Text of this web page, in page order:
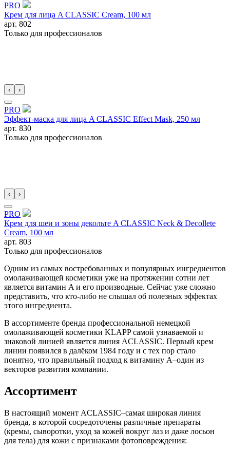
PRO
Крем для лица A CLASSIC Cream, 100 мл
арт. 802
Только для профессионалов
‹ ›
PRO
Эффект-маска для лица A CLASSIC Effect Mask, 250 мл
арт. 830
Только для профессионалов
‹ ›
PRO
Крем для шеи и зоны декольте A CLASSIC Neck & Decollete
Cream, 100 мл
арт. 803
Только для профессионалов
Одним из самых востребованных и популярных ингредиентов
омолаживающей косметики уже на протяжении сотни лет
является витамин A и его производные. Сейчас уже сложно
представить, что кто-либо не слышал об полезных эффектах
этого ингредиента.
В ассортименте бренда профессиональной немецкой
омолаживающей косметики KLAPP самой узнаваемой и
знаковой линией является линия ACLASSIC. Первый крем
линии появился в далёком 1984 году и с тех пор стало
понятно, что правильный подход к витамину A–один из
векторов развития компании.
Ассортимент
В настоящий момент ACLASSIC–самая широкая линия
бренда, в которой сосредоточены различные препараты
(кремы, сыворотки, уход за кожей вокруг лаз и даже лосьон
для тела) для кожи с признаками фотоповреждения: